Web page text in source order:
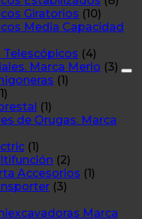
Giratorios (10)
Media Capacidad
Telescópicos (4)
Marca Merlo (3)
(1)
(1)
de Orugas. Marca
(1)
(2)
Accesorios (1)
(3)
Marca